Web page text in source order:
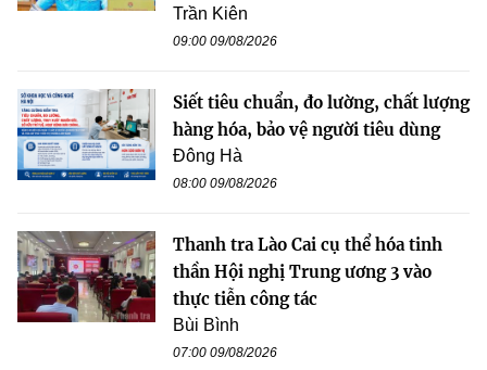
Trần Kiên
09:00 09/08/2026
Siết tiêu chuẩn, đo lường, chất lượng
hàng hóa, bảo vệ người tiêu dùng
Đông Hà
08:00 09/08/2026
Thanh tra Lào Cai cụ thể hóa tinh
thần Hội nghị Trung ương 3 vào
thực tiễn công tác
Bùi Bình
07:00 09/08/2026